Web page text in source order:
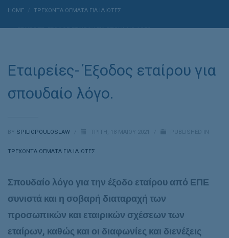
HOME ΤΡΕΧΟΝΤΑ ΘΕΜΑΤΑ ΓΙΑ ΙΔΙΩΤΕΣ
ΕΤΑΙΡΕΊΕΣ- ΈΞΟΔΟΣ ΕΤΑΊΡΟΥ ΓΙΑ ΣΠΟΥΔΑΊΟ ΛΌΓΟ.
Εταιρείες- Έξοδος εταίρου για
σπουδαίο λόγο.
BY SPILIOPOULOSLAW ΤΡΊΤΗ, 18 ΜΑΪ́ΟΥ 2021 PUBLISHED IN
ΤΡΕΧΟΝΤΑ ΘΕΜΑΤΑ ΓΙΑ ΙΔΙΩΤΕΣ
Σπουδαίο λόγο για την έξοδο εταίρου από ΕΠΕ
συνιστά και η σοβαρή διαταραχή των
προσωπικών και εταιρικών σχέσεων των
εταίρων, καθώς και οι διαφωνίες και διενέξεις